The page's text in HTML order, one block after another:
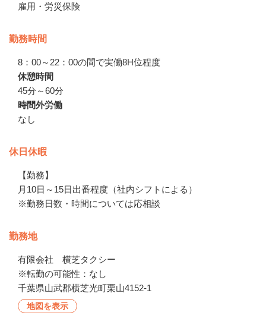
雇用・労災保険
勤務時間
8：00～22：00の間で実働8H位程度
休憩時間
45分～60分
時間外労働
なし
休日休暇
【勤務】
月10日～15日出番程度（社内シフトによる）
※勤務日数・時間については応相談
勤務地
有限会社　横芝タクシー
※転勤の可能性：なし
千葉県山武郡横芝光町栗山4152-1
地図を表示